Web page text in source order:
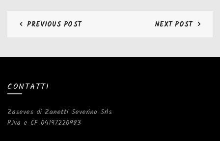
PREVIOUS POST NEXT POST
CONTATTI
Zaseves di Zanetti Severino Srls
P.iva e CF 04197220983